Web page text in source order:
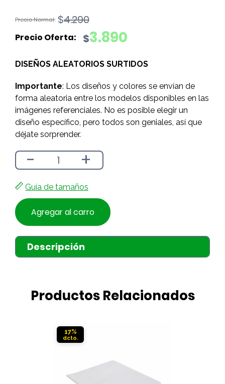
$4.290
El
original
$4.290.
$3.890
El
actual
$3.890.
DISEÑOS ALEATORIOS SURTIDOS
Importante: Los diseños y colores se envían de
forma aleatoria entre los modelos disponibles en las
imágenes referenciales. No es posible elegir un
diseño específico, pero todos son geniales, así que
déjate sorprender.
- +
Guía de tamaños
Agregar al carro
Descripción
Productos Relacionados
17%